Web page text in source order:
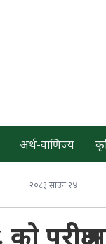
अर्थ-वाणिज्य
२०८३ साउन २४